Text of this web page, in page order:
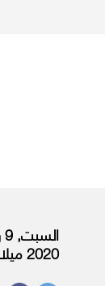
2020 ميلاديا.